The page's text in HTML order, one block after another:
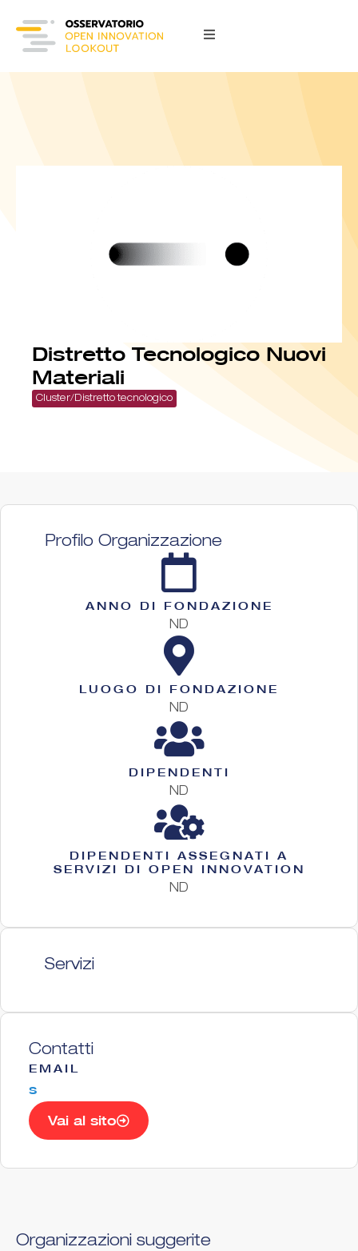
Distretto Tecnologico Nuovi
Materiali
Cluster/Distretto tecnologico
Profilo Organizzazione
ANNO DI FONDAZIONE
ND
LUOGO DI FONDAZIONE
ND
DIPENDENTI
ND
DIPENDENTI ASSEGNATI A
SERVIZI DI OPEN INNOVATION
ND
Servizi
Contatti
EMAIL
s
Vai al sito
Organizzazioni suggerite